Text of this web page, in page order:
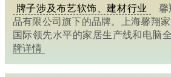
牌子涉及布艺软饰、建材行业
品有限公司旗下的品牌。上海馨翔
国际领先水平的家居生产线和电脑
牌详情